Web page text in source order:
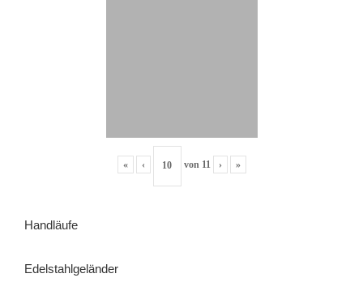
« ‹ von 11 › »
Handläufe
Edelstahlgeländer